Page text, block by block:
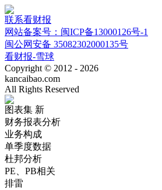
联系看财报
网站备案号：闽ICP备13000126号-1
闽公网安备 35082302000135号
看财报-雪球
Copyright © 2012 - 2026
kancaibao.com
All Rights Reserved
图表集 新
财务报表分析
业务构成
单季度数据
杜邦分析
PE、PB相关
排雷